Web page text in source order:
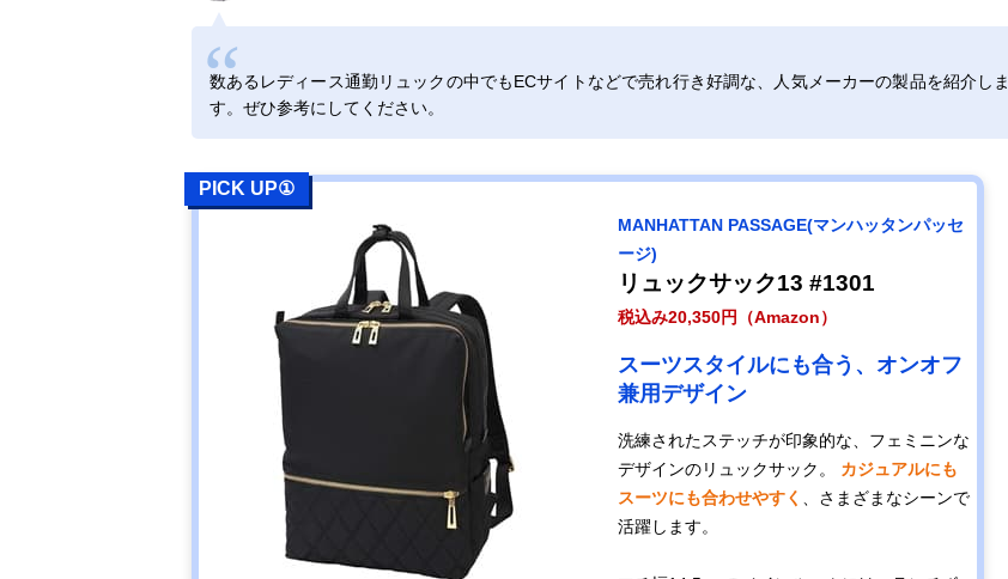
DAYPACK 871-
活躍
Amazonで見る
marimekko(マ
リメッコ)
ック
合う、シンプル
質感
奥行15cm
milesto(ミレス
ト) STLAKT ス
トラクト バッ
クパックM
トート持ちがで
きる、通勤に便
利な2WAYリュ
約14L
幅28×高さ40×
Amazonで見る
イタリー) グッ
シオベーシック
リュックサック
12-0936
本革のような風
合に仕上げた、
記載未確認
幅28×高さ34×
奥行11cm
数あるレディース通勤リュックの中でもECサイトなどで売れ行き好調な、人気メーカーの製品を紹介しま
す。ぜひ参考にしてください。
PICK UP①
MANHATTAN PASSAGE(マンハッタンパッセ
ージ)
リュックサック13 #1301
税込み20,350円（Amazon）
スーツスタイルにも合う、オンオフ
兼用デザイン
洗練されたステッチが印象的な、フェミニンな
デザインのリュックサック。 カジュアルにも
スーツにも合わせやすく 、さまざまなシーンで
活躍します。